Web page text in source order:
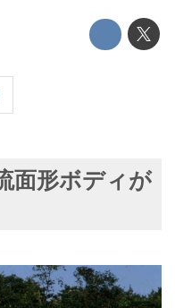
面形ボディが